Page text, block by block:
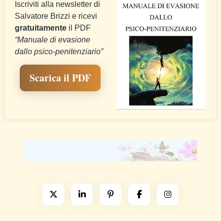
Iscriviti alla newsletter di
Salvatore Brizzi e ricevi
gratuitamente il PDF
“Manuale di evasione
dallo psico-penitenziario”
Scarica il PDF